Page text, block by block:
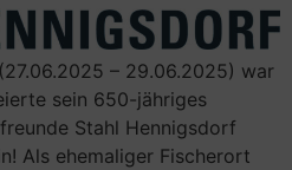
– 29.06.2025) war
sein 650-jähriges
Stahl Hennigsdorf
Als ehemaliger Fischerort